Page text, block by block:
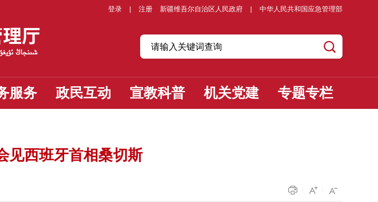
登录 | 注册 新疆维吾尔自治区人民政府 | 中华人民共和国应急管理部
服务 政民互动 宣教科普 机关党建 专题专栏
见西班牙首相桑切斯